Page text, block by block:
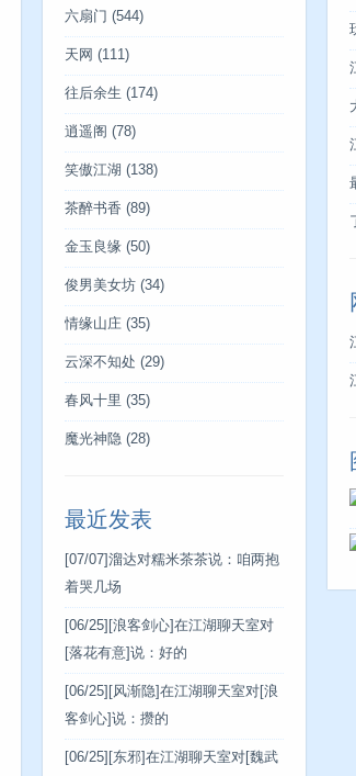
六扇门 (544)
天网 (111)
往后余生 (174)
逍遥阁 (78)
笑傲江湖 (138)
茶醉书香 (89)
金玉良缘 (50)
俊男美女坊 (34)
情缘山庄 (35)
云深不知处 (29)
春风十里 (35)
魔光神隐 (28)
最近发表
[07/07] 溜达对糯米茶茶说：咱两抱
着哭几场
[06/25] [浪客剑心]在江湖聊天室对
[落花有意]说：好的
[06/25]
[风渐隐]在江湖聊天室对[浪
客剑心]说：攒的
[06/25]
[东邪]在江湖聊天室对[魏武